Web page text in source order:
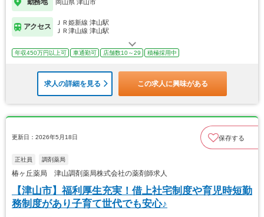
岡山県 津山市
アクセス
ＪＲ姫新線 津山駅
ＪＲ津山線 津山駅
年収450万円以上可 車通勤可 店舗数10～29 積極採用中
求人の詳細を見る この求人に興味がある
更新日：2026年5月18日 保存する
正社員 調剤薬局
椿ヶ丘薬局 津山調剤薬局株式会社の薬剤師求人
【津山市】福利厚生充実！借上社宅制度や育児時短勤
務制度があり子育て世代でも安心♪